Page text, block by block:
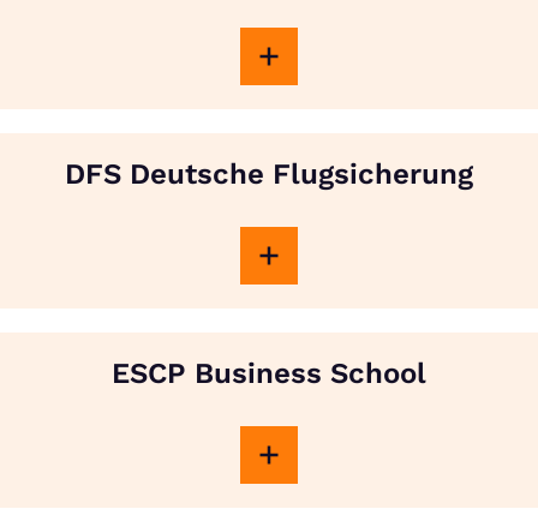
DFS Deutsche Flugsicherung
ESCP Business School